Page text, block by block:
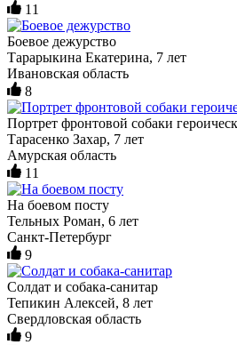
11
Боевое дежурство
Тарарыкина Екатерина, 7 лет
Ивановская область
8
Портрет фронтовой собаки
Тарасенко Захар, 7 лет
Амурская область
11
На боевом посту
Тельных Роман, 6 лет
Санкт-Петербург
9
Солдат и собака-санитар
Тепикин Алексей, 8 лет
Свердловская область
9